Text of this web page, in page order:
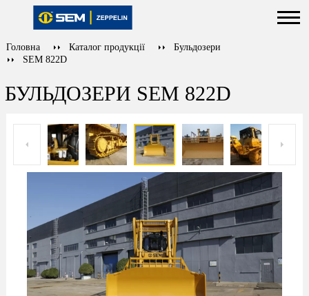
Головна Каталог продукції
Бульдозери
SEM 822D
БУЛЬДОЗЕРИ SEM 822D